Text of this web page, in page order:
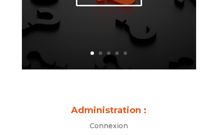
Administration :
Connexion